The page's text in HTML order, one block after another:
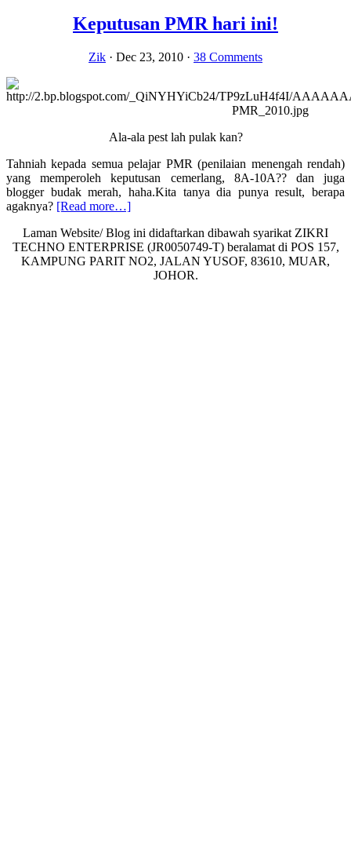
Keputusan PMR hari ini!
Zik · Dec 23, 2010 · 38 Comments
Ala-ala pest lah pulak kan?
Tahniah kepada semua pelajar PMR (penilaian menengah rendah)
yang memperoleh keputusan cemerlang, 8A-10A?? dan juga
blogger budak merah, haha.Kita tanya dia punya result, berapa
agaknya? [Read more…]about
PMR
hari
ini!
Laman Website/ Blog ini didaftarkan dibawah syarikat ZIKRI
TECHNO ENTERPRISE (JR0050749-T) beralamat di POS 157,
KAMPUNG PARIT NO2, JALAN YUSOF, 83610, MUAR,
JOHOR.